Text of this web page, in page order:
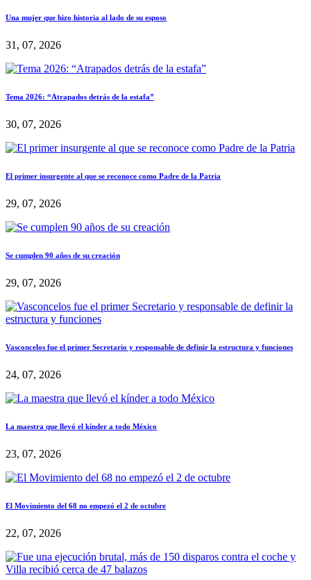
Una mujer que hizo historia al lado de su esposo
31, 07, 2026
Tema 2026: “Atrapados detrás de la estafa”
30, 07, 2026
El primer insurgente al que se reconoce como Padre de la Patria
29, 07, 2026
Se cumplen 90 años de su creación
29, 07, 2026
Vasconcelos fue el primer Secretario y responsable de definir la estructura y funciones
24, 07, 2026
La maestra que llevó el kínder a todo México
23, 07, 2026
El Movimiento del 68 no empezó el 2 de octubre
22, 07, 2026